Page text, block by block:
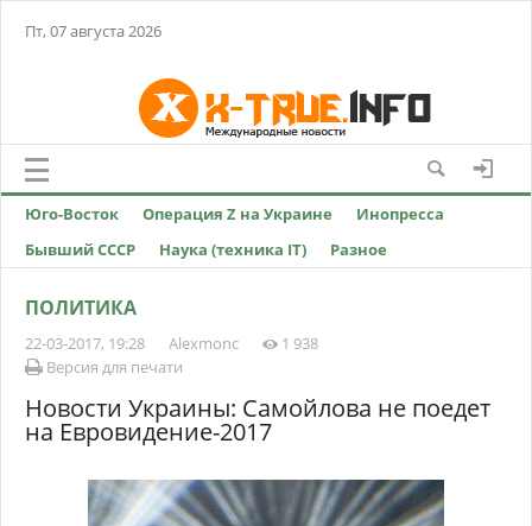
Пт, 07 августа 2026
Юго-Восток Операция Z на Украине
Инопресса
Бывший СССР
Наука (техника IT) Разное
ПОЛИТИКА
22-03-2017, 19:28 Alexmonc
1 938
Версия для печати
Новости Украины: Самойлова не поедет
на Евровидение-2017